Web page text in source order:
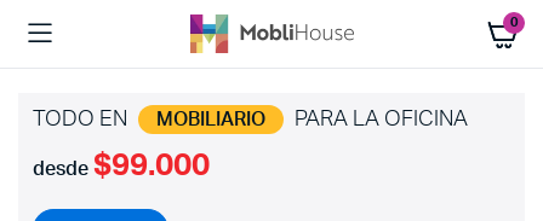
0
TODO EN MOBILIARIO PARA LA OFICINA
desde $99.000